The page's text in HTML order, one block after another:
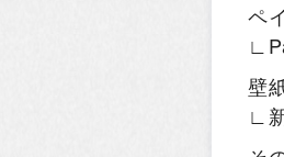
ペ
壁
∟